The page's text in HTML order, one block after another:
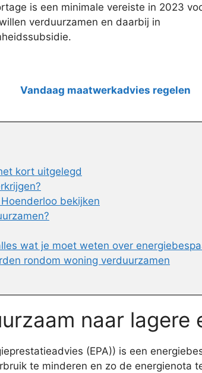
is een minimale vereiste in 2023
verduurzamen en daarbij in
Vandaag maatwerkadvies regelen
kort uitgelegd
bekijken
wat je moet weten over
rondom woning verduurzamen
naar lagere
(EPA)) is een
te minderen en zo de energienota